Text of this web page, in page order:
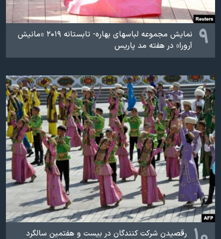
۹
نمایش مجموعه لباسهای بهاره- تابستانه ۲۰۱۹ «مانیش
آرورا» در هفته مد پاریس
رقصیدن شرکت کنندگان در بیست و هفتمین سالگرد